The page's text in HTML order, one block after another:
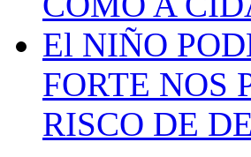
El NIÑO
FORTE NOS
RISCO DE